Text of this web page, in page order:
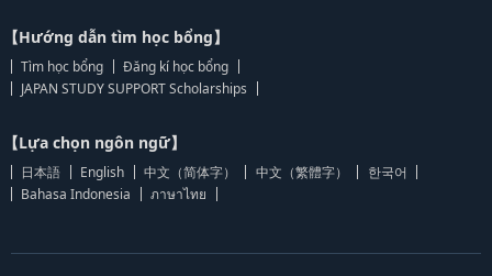
【Hướng dẫn tìm học bổng】
Tìm học bổng
Đăng kí học bổng
JAPAN STUDY SUPPORT Scholarships
【Lựa chọn ngôn ngữ】
日本語 English 中文（简体字） 中文（繁體字）
한국어
Bahasa Indonesia
ภาษาไทย